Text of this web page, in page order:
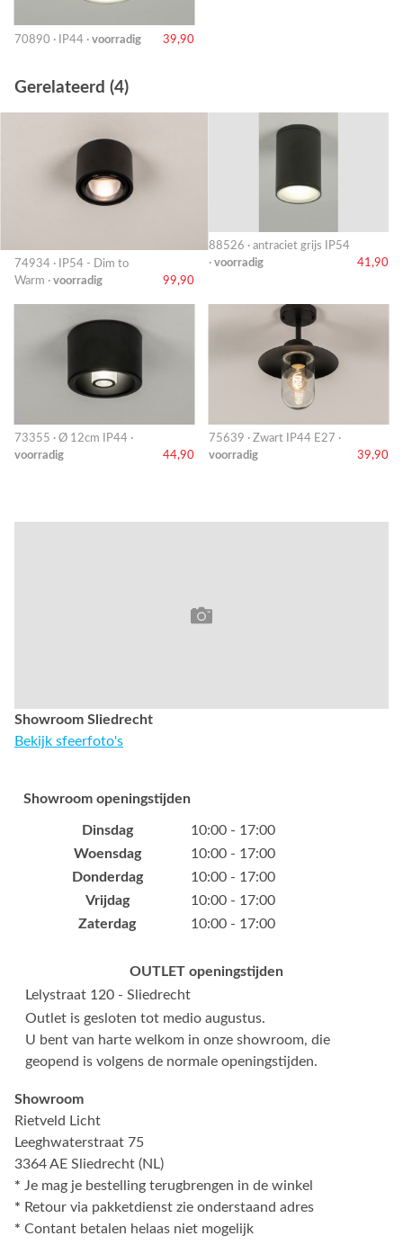
70890 · IP44 · voorradig 39,90
Gerelateerd (4)
74934 · IP54 - Dim to
Warm · voorradig 99,90
88526 · antraciet grijs IP54
· voorradig 41,90
73355 · Ø 12cm IP44 ·
voorradig
44,90
75639 · Zwart IP44 E27 ·
voorradig
39,90
Showroom Sliedrecht
Bekijk sfeerfoto's
Showroom openingstijden
Dinsdag
10:00 - 17:00
Woensdag
10:00 - 17:00
Donderdag
10:00 - 17:00
Vrijdag
10:00 - 17:00
Zaterdag
10:00 - 17:00
OUTLET openingstijden
Lelystraat 120 - Sliedrecht
Outlet is gesloten tot medio augustus.
U bent van harte welkom in onze showroom, die
geopend is volgens de normale openingstijden.
Showroom
Rietveld Licht
Leeghwaterstraat 75
3364 AE Sliedrecht (NL)
* Je mag je bestelling terugbrengen in de winkel
* Retour via pakketdienst zie onderstaand adres
* Contant betalen helaas niet mogelijk